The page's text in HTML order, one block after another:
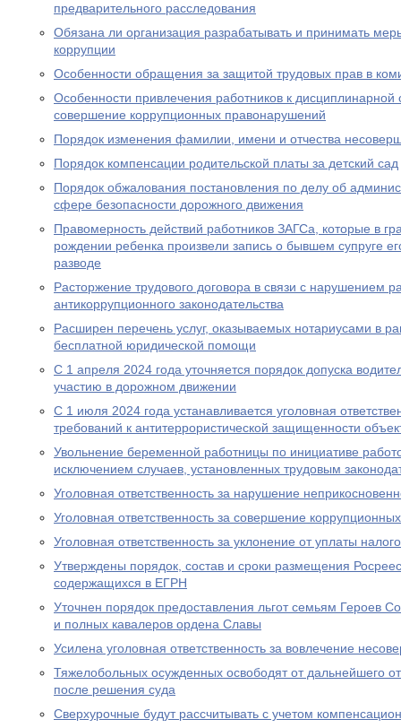
предварительного расследования
Обязана ли организация разрабатывать и принимать
коррупции
Особенности обращения за защитой трудовых прав в
Особенности привлечения работников к дисциплинарной
совершение коррупционных правонарушений
Порядок изменения фамилии, имени и отчества
Порядок компенсации родительской платы за детский сад
Порядок обжалования постановления по делу об
сфере безопасности дорожного движения
Правомерность действий работников ЗАГСа, которые в
рождении ребенка произвели запись о бывшем супруге
разводе
Расторжение трудового договора в связи с нарушением
антикоррупционного законодательства
Расширен перечень услуг, оказываемых нотариусами в
бесплатной юридической помощи
С 1 апреля 2024 года уточняется порядок допуска
участию в дорожном движении
С 1 июля 2024 года устанавливается уголовная
требований к антитеррористической защищенности
Увольнение беременной работницы по инициативе
исключением случаев, установленных трудовым
Уголовная ответственность за нарушение
Уголовная ответственность за совершение
Уголовная ответственность за уклонение от уплаты
Утверждены порядок, состав и сроки размещения
содержащихся в ЕГРН
Уточнен порядок предоставления льгот семьям Героев
и полных кавалеров ордена Славы
Усилена уголовная ответственность за вовлечение
Тяжелобольных осужденных освободят от дальнейшего
после решения суда
Сверхурочные будут рассчитывать с учетом